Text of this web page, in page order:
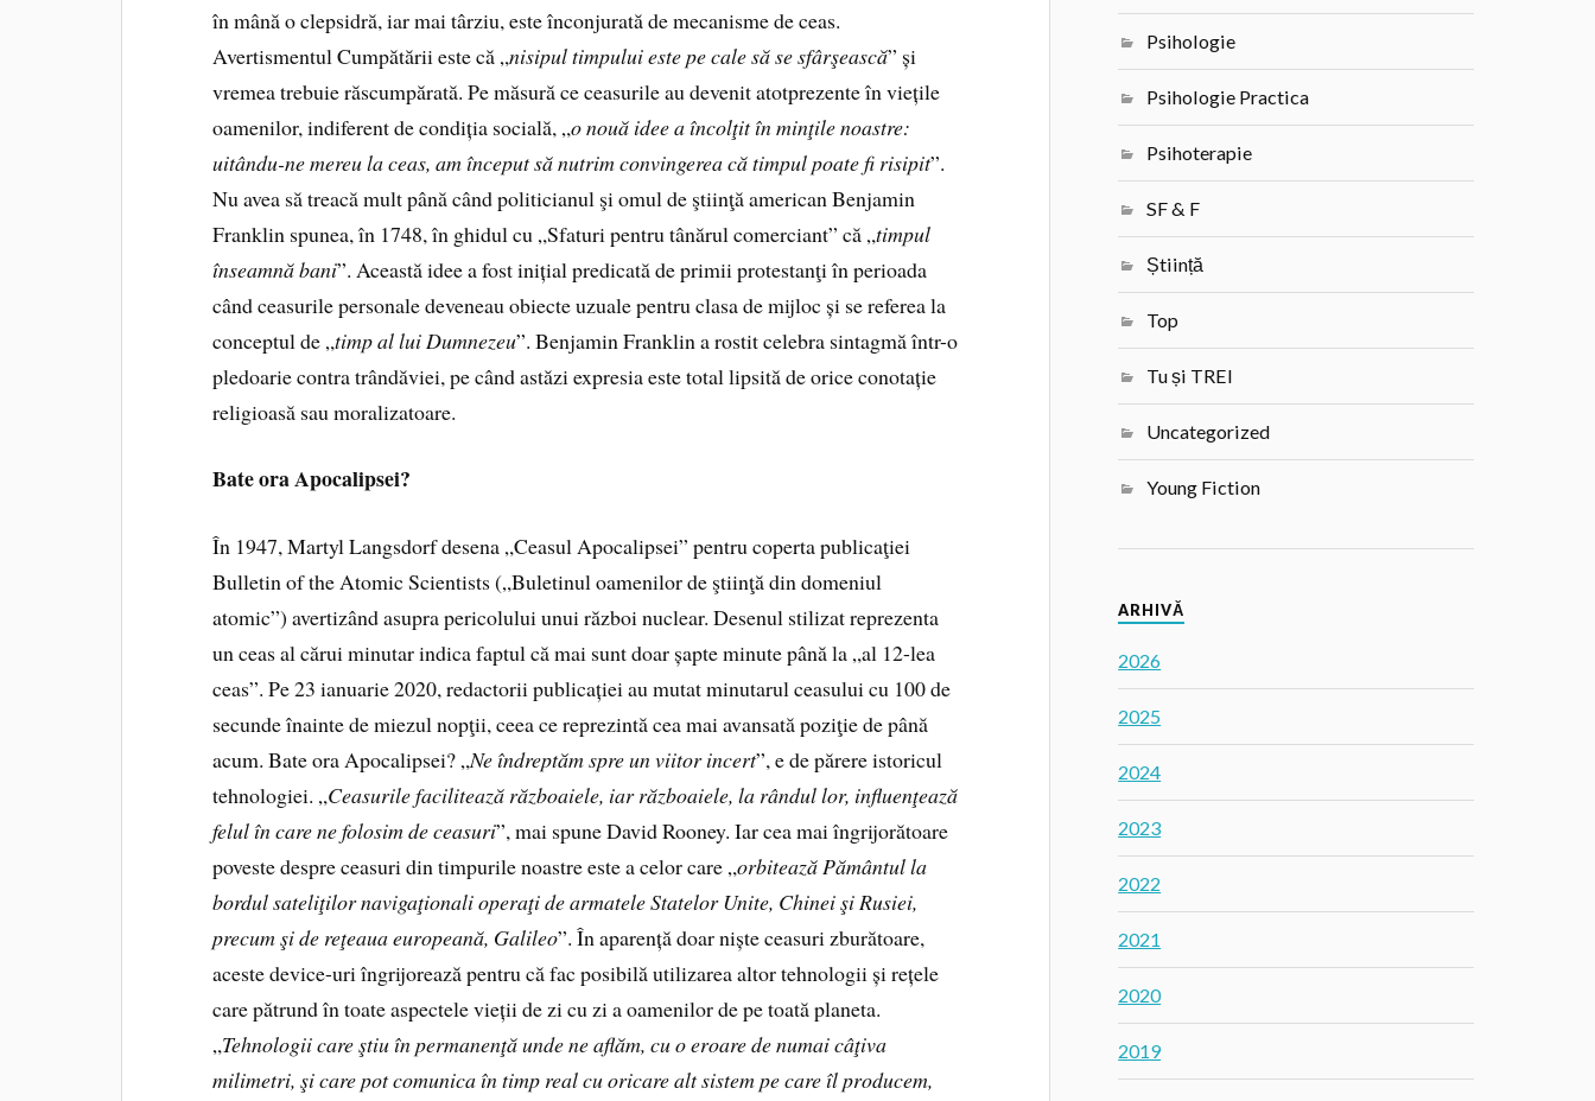
în mână o clepsidră, iar mai târziu, este înconjurată de mecanisme de ceas.
Avertismentul Cumpătării este că „nisipul timpului este pe cale să se sfârşească” și
vremea trebuie răscumpărată. Pe măsură ce ceasurile au devenit atotprezente în viețile
oamenilor, indiferent de condiția socială, „o nouă idee a încolţit în minţile noastre:
uitându-ne mereu la ceas, am început să nutrim convingerea că timpul poate fi risipit”.
Nu avea să treacă mult până când politicianul şi omul de ştiinţă american Benjamin
Franklin spunea, în 1748, în ghidul cu „Sfaturi pentru tânărul comerciant” că „timpul
înseamnă bani”. Această idee a fost inițial predicată de primii protestanţi în perioada
când ceasurile personale deveneau obiecte uzuale pentru clasa de mijloc și se referea la
conceptul de „timp al lui Dumnezeu”. Benjamin Franklin a rostit celebra sintagmă într-o
pledoarie contra trândăviei, pe când astăzi expresia este total lipsită de orice conotație
religioasă sau moralizatoare.
Bate ora Apocalipsei?
În 1947, Martyl Langsdorf desena „Ceasul Apocalipsei” pentru coperta publicaţiei
Bulletin of the Atomic Scientists („Buletinul oamenilor de ştiinţă din domeniul
atomic”) avertizând asupra pericolului unui război nuclear. Desenul stilizat reprezenta
un ceas al cărui minutar indica faptul că mai sunt doar șapte minute până la „al 12-lea
ceas”. Pe 23 ianuarie 2020, redactorii publicației au mutat minutarul ceasului cu 100 de
secunde înainte de miezul nopţii, ceea ce reprezintă cea mai avansată poziţie de până
acum. Bate ora Apocalipsei? „Ne îndreptăm spre un viitor incert”, e de părere istoricul
tehnologiei. „Ceasurile facilitează războaiele, iar războaiele, la rândul lor, influenţează
felul în care ne folosim de ceasuri”, mai spune David Rooney. Iar cea mai îngrijorătoare
poveste despre ceasuri din timpurile noastre este a celor care „orbitează Pământul la
bordul sateliţilor navigaţionali operaţi de armatele Statelor Unite, Chinei şi Rusiei,
precum şi de reţeaua europeană, Galileo”. În aparență doar niște ceasuri zburătoare,
aceste device-uri îngrijorează pentru că fac posibilă utilizarea altor tehnologii și rețele
care pătrund în toate aspectele vieții de zi cu zi a oamenilor de pe toată planeta.
„Tehnologii care ştiu în permanenţă unde ne aflăm, cu o eroare de numai câţiva
milimetri, şi care pot comunica în timp real cu oricare alt sistem pe care îl producem,
Psihologie
Psihologie Practica
Psihoterapie
SF & F
Știință
Top
Tu și TREI
Uncategorized
Young Fiction
ARHIVĂ
2026
2025
2024
2023
2022
2021
2020
2019